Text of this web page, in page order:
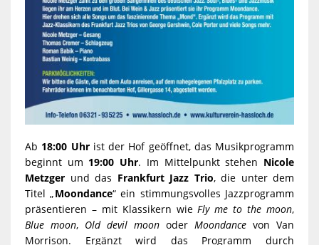
Ab 18:00 Uhr ist der Hof geöffnet, das Musikprogramm
beginnt um 19:00 Uhr. Im Mittelpunkt stehen Nicole
Metzger und das Frankfurt Jazz Trio, die unter dem
Titel „Moondance“ ein stimmungsvolles Jazzprogramm
präsentieren – mit Klassikern wieFly me to the moon,
Blue moon, Old devil moon oderMoondancevon Van
Morrison. Ergänzt wird das Programm durch